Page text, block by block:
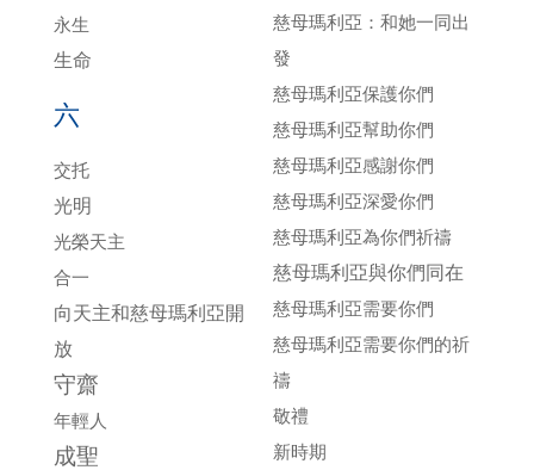
永生
生命
六
交托
光明
光榮天主
合一
向天主和慈母瑪利亞開
放
守齋
年輕人
成聖
慈母瑪利亞：和她一同出
發
慈母瑪利亞保護你們
慈母瑪利亞幫助你們
慈母瑪利亞感謝你們
慈母瑪利亞深愛你們
慈母瑪利亞為你們祈禱
慈母瑪利亞與你們同在
慈母瑪利亞需要你們
慈母瑪利亞需要你們的祈
禱
敬禮
新時期